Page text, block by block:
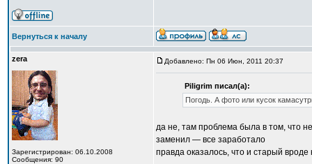
Вернуться к началу
zera
Зарегистрирован: 06.10.2008
Сообщения: 90
Добавлено: Пн 06 Июн, 2011 20:37
Piligrim писал(а):
Погодь. А фото или кусок
да не, там проблема была в том, что
заменил — все заработало
правда оказалось, что и старый